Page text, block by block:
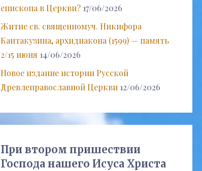
епископа в Церкви? 17/06/2026
Житие св. священномуч. Никифора
Кантакузина, архидиакона (1599) — память
2/15 июня 14/06/2026
Новое издание истории Русской
Древлеправославной Церкви 12/06/2026
При втором пришествии
Господа нашего Исуса Христа